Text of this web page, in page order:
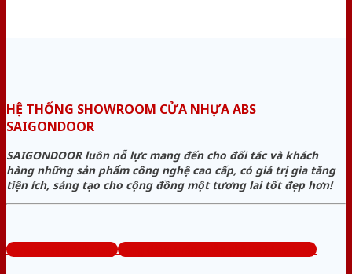
HỆ THỐNG SHOWROOM CỬA NHỰA ABS
SAIGONDOOR
SAIGONDOOR luôn nỗ lực mang đến cho đối tác và khách
hàng những sản phẩm công nghệ cao cấp, có giá trị gia tăng
tiện ích, sáng tạo cho cộng đồng một tương lai tốt đẹp hơn!
www.cuanhuaabs.org Tổng đài tư vấn miễn phí: 0824.400.400